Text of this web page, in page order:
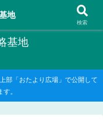
の記事もたまに書いてます
基地
部「おたより広場」で公開して
。
地
検索